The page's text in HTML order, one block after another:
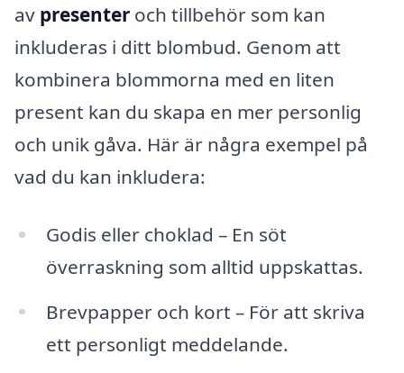
av presenter och tillbehör som kan
inkluderas i ditt blombud. Genom att
kombinera blommorna med en liten
present kan du skapa en mer personlig
och unik gåva. Här är några exempel på
vad du kan inkludera:
Godis eller choklad – En söt
överraskning som alltid uppskattas.
Brevpapper och kort – För att skriva
ett personligt meddelande.